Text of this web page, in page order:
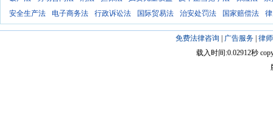
安全生产法
电子商务法 行政诉讼法 国际贸易法 治安处罚法 国家赔偿法
免费法律咨询 广告服务| 律
载入时间:0.02912秒